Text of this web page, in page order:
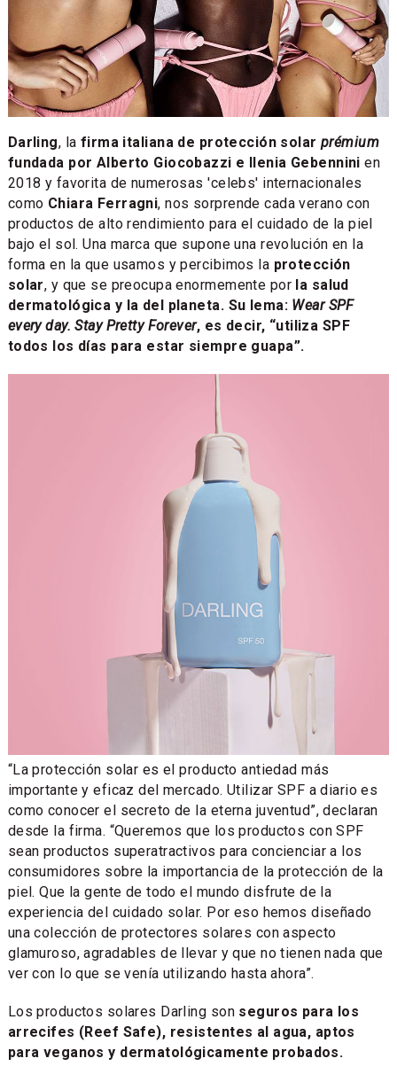
Darling, la firma italiana de protección solarprémium
fundada por Alberto Giocobazzi e Ilenia Gebenninien
2018 y favorita de numerosas 'celebs' internacionales
como Chiara Ferragni, nos sorprende cada verano con
productos de alto rendimiento para el cuidado de la piel
bajo el sol. Una marca que supone una revolución en la
forma en la que usamos y percibimos la protección
solar, y que se preocupa enormemente por la salud
dermatológica y la del planeta. Su lema: Wear SPF
every day. Stay Pretty Forever, es decir, “utiliza SPF
todos los días para estar siempre guapa”.
“La protección solar es el producto antiedad más
importante y eficaz del mercado. Utilizar SPF a diario es
como conocer el secreto de la eterna juventud”, declaran
desde la firma. “Queremos que los productos con SPF
sean productos superatractivos para concienciar a los
consumidores sobre la importancia de la protección de la
piel. Que la gente de todo el mundo disfrute de la
experiencia del cuidado solar. Por eso hemos diseñado
una colección de protectores solares con aspecto
glamuroso, agradables de llevar y que no tienen nada que
ver con lo que se venía utilizando hasta ahora”.
Los productos solares Darling son seguros para los
arrecifes (Reef Safe), resistentes al agua, aptos
para veganos y dermatológicamente probados.